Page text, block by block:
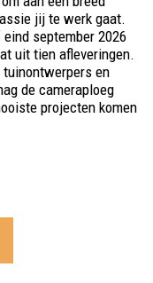
jij te werk gaat.
september 2026
uit tien afleveringen.
tuinontwerpers en
de cameraploeg
projecten komen